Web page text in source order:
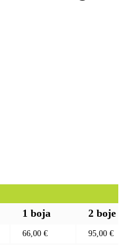
1 boja 2 boje
66,00 € 95,00 €